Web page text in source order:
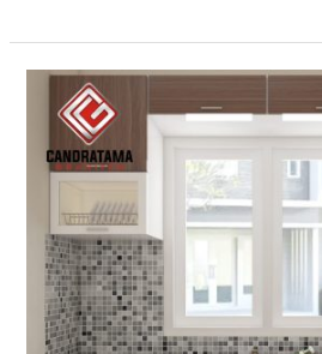
Model
Kitchen
Trendy
Masa
Kini
Timor
Leste